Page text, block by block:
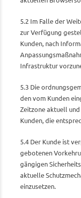
5.2 Im Falle der
zur Verfügung
Kunden, nach
Infrastruktur
5.3 Die
den vom Kunden
Zeitzone aktuell
Kunden, die
5.4 Der Kunde ist
gebotenen
gängigen
aktuelle
einzusetzen.